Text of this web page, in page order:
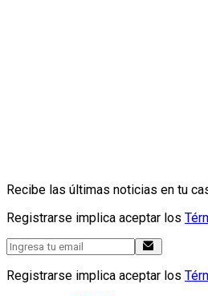
Recibe las últimas noticias en tu
Registrarse implica aceptar los
Registrarse implica aceptar los